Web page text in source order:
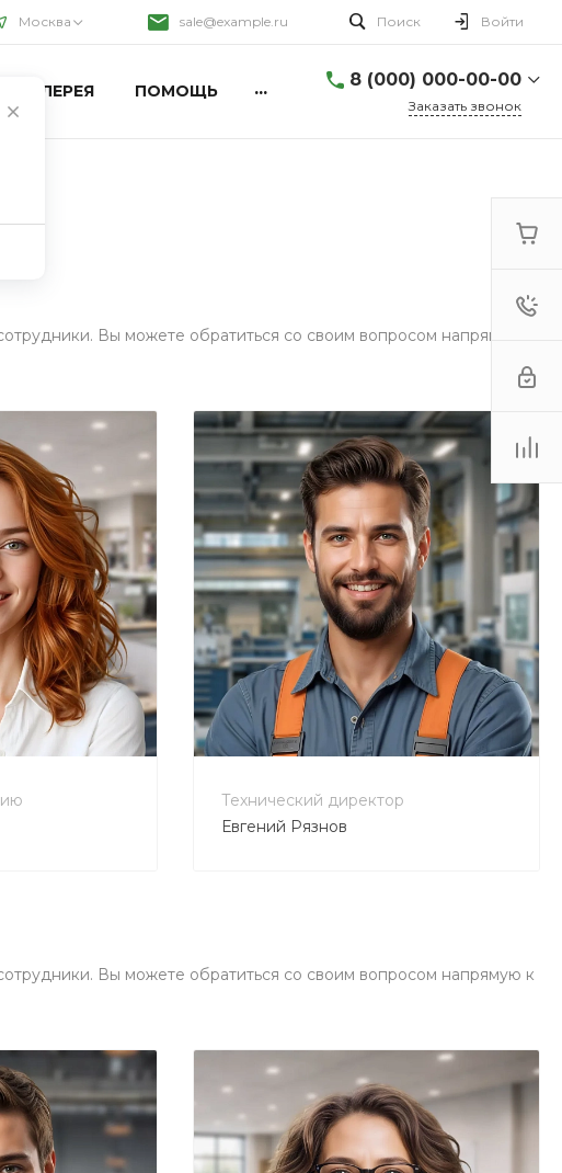
Москва sale@example.ru Поиск Войти
ПОМОЩЬ ... 8 (000) 000-00-00
д. 11
8 (000) 000-00-00
г. Москва, ул. Шапкина,
д. 11
Пн-Пт 9:30-18:30 Сб-Вс
Выходной
sale@example.ru
8 (000) 000-00-00
г. Москва, ул. Шапкина,
д. 11
Пн-Пт 9:30-18:30 Сб-Вс
Выходной
sale@example.ru
Заказать звонок
Вы можете обратиться со своим вопросом напрямую к
Технический директор
Евгений Рязнов
+7 800 900-80-90
no-reply@intecweb.ru
Вы можете обратиться со своим вопросом напрямую к